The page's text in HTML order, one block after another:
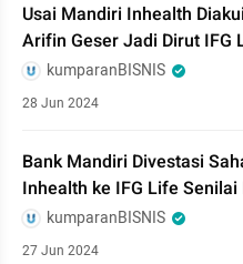
Usai Mandiri Inhealth
Arifin Geser Jadi Dirut IFG
kumparanBISNIS
28 Jun 2024
Bank Mandiri Divestasi
Inhealth ke IFG Life Senilai
kumparanBISNIS
27 Jun 2024